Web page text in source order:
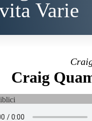
Varie
Craig